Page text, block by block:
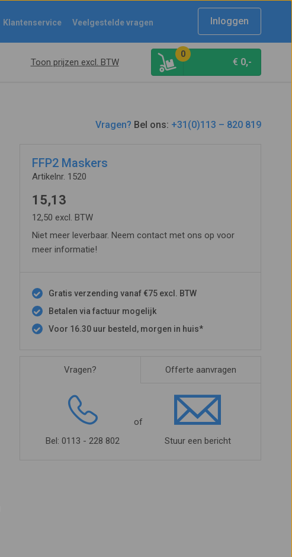
Klantenservice Veelgestelde vragen Inloggen
Toon prijzen excl. BTW
0
€ 0,-
Vragen? Bel ons: +31(0)113 – 820 819
FFP2 Maskers
Artikelnr. 1520
15,13
12,50 excl. BTW
Niet meer leverbaar. Neem contact met ons op voor
meer informatie!
Gratis verzending vanaf €75 excl. BTW
Betalen via factuur mogelijk
Voor 16.30 uur besteld, morgen in huis*
Vragen? Offerte aanvragen
Bel: 0113 - 228 802
of
Stuur een bericht